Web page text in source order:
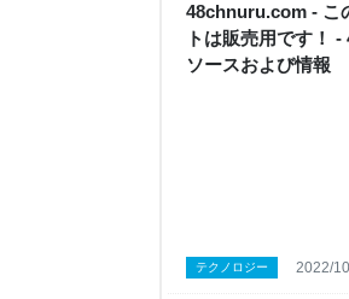
48chnuru.com - こ
トは販売用です！
ソースおよび情報
テクノロジー 2022/